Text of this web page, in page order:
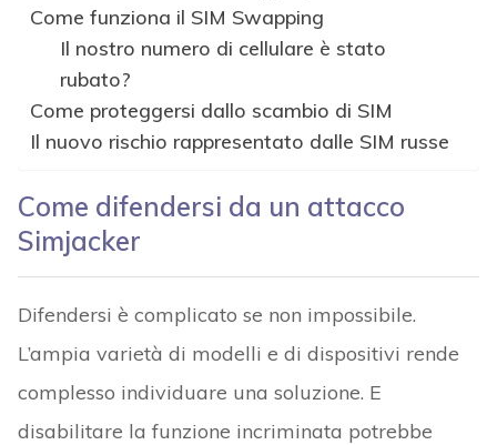
Come funziona il SIM Swapping
Il nostro numero di cellulare è stato
rubato?
Come proteggersi dallo scambio di SIM
Il nuovo rischio rappresentato dalle SIM russe
Come difendersi da un attacco
Simjacker
Difendersi è complicato se non impossibile.
L’ampia varietà di modelli e di dispositivi rende
complesso individuare una soluzione. E
disabilitare la funzione incriminata potrebbe